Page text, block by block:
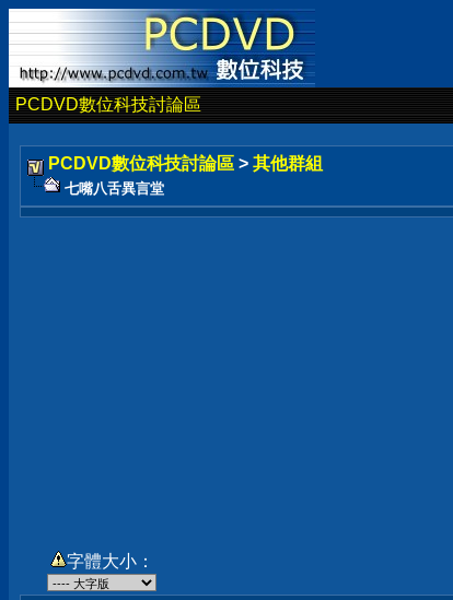
PCDVD數位科技討論區
PCDVD數位科技討論區 > 其他群組
七嘴八舌異言堂
字體大小：